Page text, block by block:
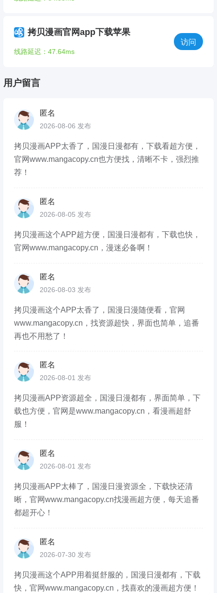
拷贝漫画官网app下载苹果
线路延迟：47.64ms
访问
用户留言
匿名
2026-08-06 发布
拷贝漫画APP太香了，国漫日漫都有，下载看超方便，
官网www.mangacopy.cn也方便找，清晰不卡，强烈推
荐！
匿名
2026-08-05 发布
拷贝漫画这个APP超方便，国漫日漫都有，下载也快，
官网www.mangacopy.cn，漫迷必备啊！
匿名
2026-08-03 发布
拷贝漫画这个APP太香了，国漫日漫随便看，官网
www.mangacopy.cn，找资源超快，界面也简单，追番
再也不用愁了！
匿名
2026-08-01 发布
拷贝漫画APP资源超全，国漫日漫都有，界面简单，下
载也方便，官网是www.mangacopy.cn，看漫画超舒
服！
匿名
2026-08-01 发布
拷贝漫画APP太棒了，国漫日漫资源全，下载快还清
晰，官网www.mangacopy.cn找漫画超方便，每天追番
都超开心！
匿名
2026-07-30 发布
拷贝漫画这个APP用着挺舒服的，国漫日漫都有，下载
快，官网www.mangacopy.cn，找喜欢的漫画超方便！